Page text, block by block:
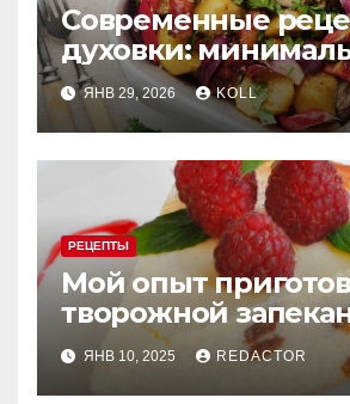
Современные
духовки:
усилия, максимум
ЯНВ 29, 2026 KOLL
РЕЦЕПТЫ
Мой опыт
творожной
ЯНВ 10, 2025 REDACTOR